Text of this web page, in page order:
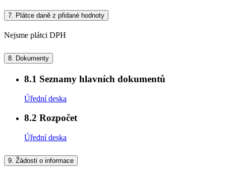
7. Plátce daně z přidané hodnoty
Nejsme plátci DPH
8. Dokumenty
8.1 Seznamy hlavních dokumentů
Úřední deska
8.2 Rozpočet
Úřední deska
9. Žádosti o informace